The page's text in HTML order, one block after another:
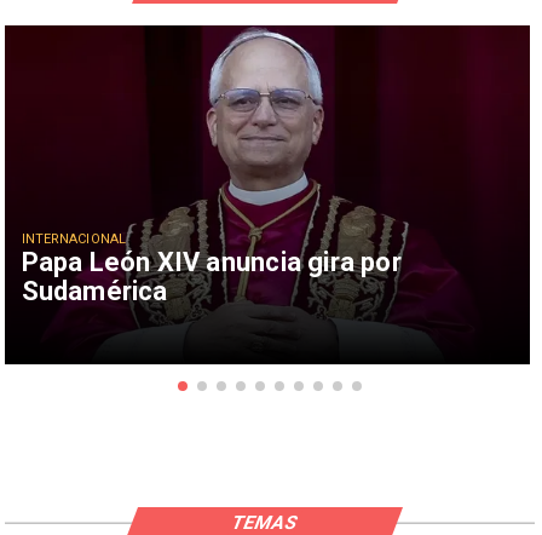
Papa León XIV anuncia gira por
Sudamérica
INTERNACIONAL
TEMAS